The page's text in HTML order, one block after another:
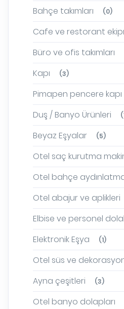
Bahçe takımları (0)
Cafe ve restorant
Büro ve ofis takımları
Kapı (3)
Pimapen pencere
Duş / Banyo Ürünleri
Beyaz Eşyalar (5)
Otel saç kurutma
Otel bahçe
Otel abajur ve aplikleri
Elbise ve personel
Elektronik Eşya (1)
Otel süs ve
Ayna çeşitleri (3)
Otel banyo dolapları